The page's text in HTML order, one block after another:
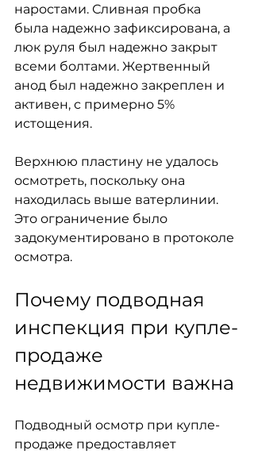
наростами. Сливная пробка
была надежно зафиксирована, а
люк руля был надежно закрыт
всеми болтами. Жертвенный
анод был надежно закреплен и
активен, с примерно 5%
истощения.
Верхнюю пластину не удалось
осмотреть, поскольку она
находилась выше ватерлинии.
Это ограничение было
задокументировано в протоколе
осмотра.
Почему подводная
инспекция при купле-
продаже
недвижимости важна
Подводный осмотр при купле-
продаже предоставляет